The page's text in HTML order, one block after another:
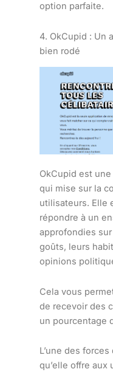
option parfaite.
4. OkCupid : Un
bien rodé
OkCupid est
qui mise sur la
utilisateurs. Elle
répondre à un
approfondies
goûts, leurs
opinions
Cela vous
de recevoir des
un pourcentage
L’une des
qu’elle offre